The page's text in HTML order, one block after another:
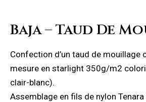
Baja – Taud De
Confection d’un taud de mouillage
mesure en starlight 350g/m2
clair-blanc).
Assemblage en fils de nylon Tenara